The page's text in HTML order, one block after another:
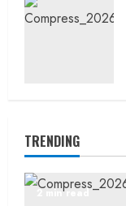
TRENDING
2 min read